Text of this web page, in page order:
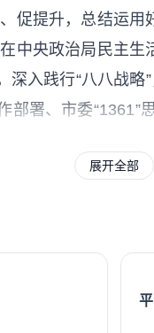
促提升，总结运用
中央政治局民主生
深入践行“八八战
部署、市委
主义现代化的海岛
个意识”、坚定“四
担发展之责，争
展开全部